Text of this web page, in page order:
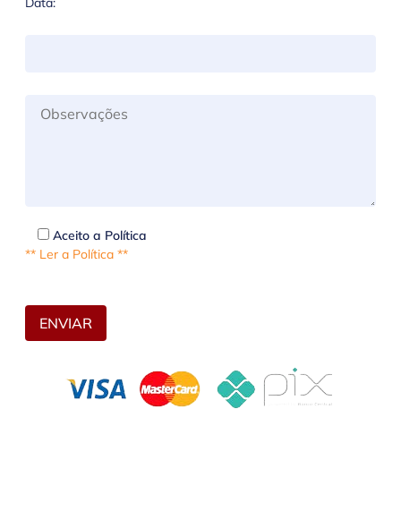
Aceito a Política
** Ler a Política **